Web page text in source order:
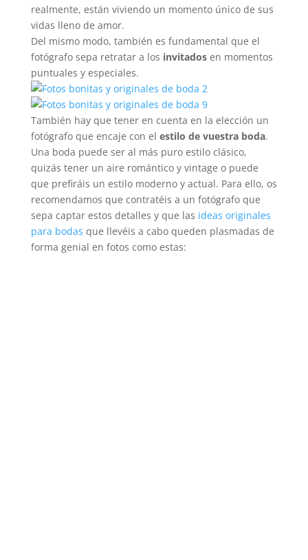
realmente, están viviendo un momento único de sus
vidas lleno de amor.
Del mismo modo, también es fundamental que el
fotógrafo sepa retratar a los invitadosen momentos
puntuales y especiales.
También hay que tener en cuenta en la elección un
fotógrafo que encaje con el estilo de vuestra boda.
Una boda puede ser al más puro estilo clásico,
quizás tener un aire romántico y vintage o puede
que prefiráis un estilo moderno y actual. Para ello, os
recomendamos que contratéis a un fotógrafo que
sepa captar estos detalles y que las ideas originales
para bodas que llevéis a cabo queden plasmadas de
forma genial en fotos como estas: